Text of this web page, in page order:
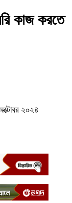
কাজ করতে
২০২৪